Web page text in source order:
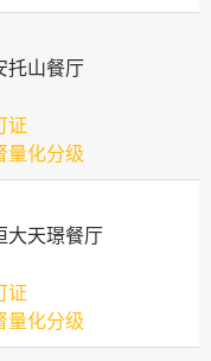
托山餐厅
证
量化分级
大天璟餐厅
证
量化分级